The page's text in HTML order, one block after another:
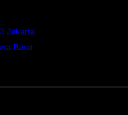
Jakarta
Barat